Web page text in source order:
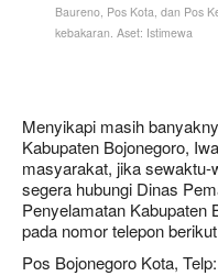
Baureno, Pos Kota, dan Pos
kebakaran. Aset: Istimewa
Menyikapi masih
Kabupaten Bojonegoro,
masyarakat, jika sewaktu-
segera hubungi Dinas
Penyelamatan Kabupaten
pada nomor telepon
Pos Bojonegoro Kota,